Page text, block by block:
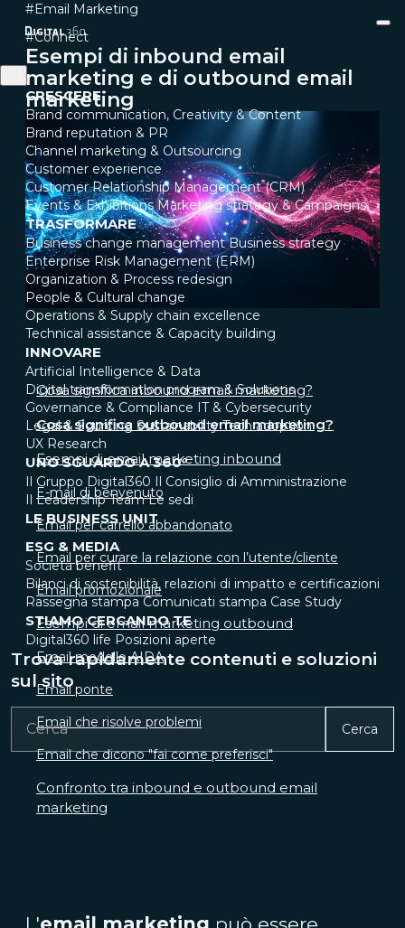
CRESCERE
Brand communication, Creativity & Content
Brand reputation & PR
Channel marketing & Outsourcing
Customer experience
Customer Relationship Management (CRM)
Events & Exhibitions Marketing strategy & Campaigns
TRASFORMARE
Business change management Business strategy
Enterprise Risk Management (ERM)
Organization & Process redesign
People & Cultural change
Operations & Supply chain excellence
Technical assistance & Capacity building
INNOVARE
Artificial Intelligence & Data
Digital transformation program & Solutions
Governance & Compliance IT & Cybersecurity
Legal & Sourcing Sustainability Tech adoption
UX Research
UNO SGUARDO A 360°
Il Gruppo Digital360 Il Consiglio di Amministrazione
Il Leadership Team Le sedi
LE BUSINESS UNIT
ESG & MEDIA
Società benefit
Bilanci di sostenibilità, relazioni di impatto e certificazioni
Rassegna stampa Comunicati stampa Case Study
STIAMO CERCANDO TE
Digital360 life Posizioni aperte
Trova rapidamente contenuti e soluzioni
sul sito
Cerca
#Email Marketing
#Connect
Esempi di inbound email
marketing e di outbound email
marketing
Cosa significa inbound email marketing?
Cosa significa outbound email marketing?
Esempi di email marketing inbound
E-mail di benvenuto
Email per carrello abbandonato
Email per curare la relazione con l’utente/cliente
Email promozionale
Esempi di email marketing outbound
Email modello AIDA
Email ponte
Email che risolve problemi
Email che dicono "fai come preferisci"
Confronto tra inbound e outbound email
marketing